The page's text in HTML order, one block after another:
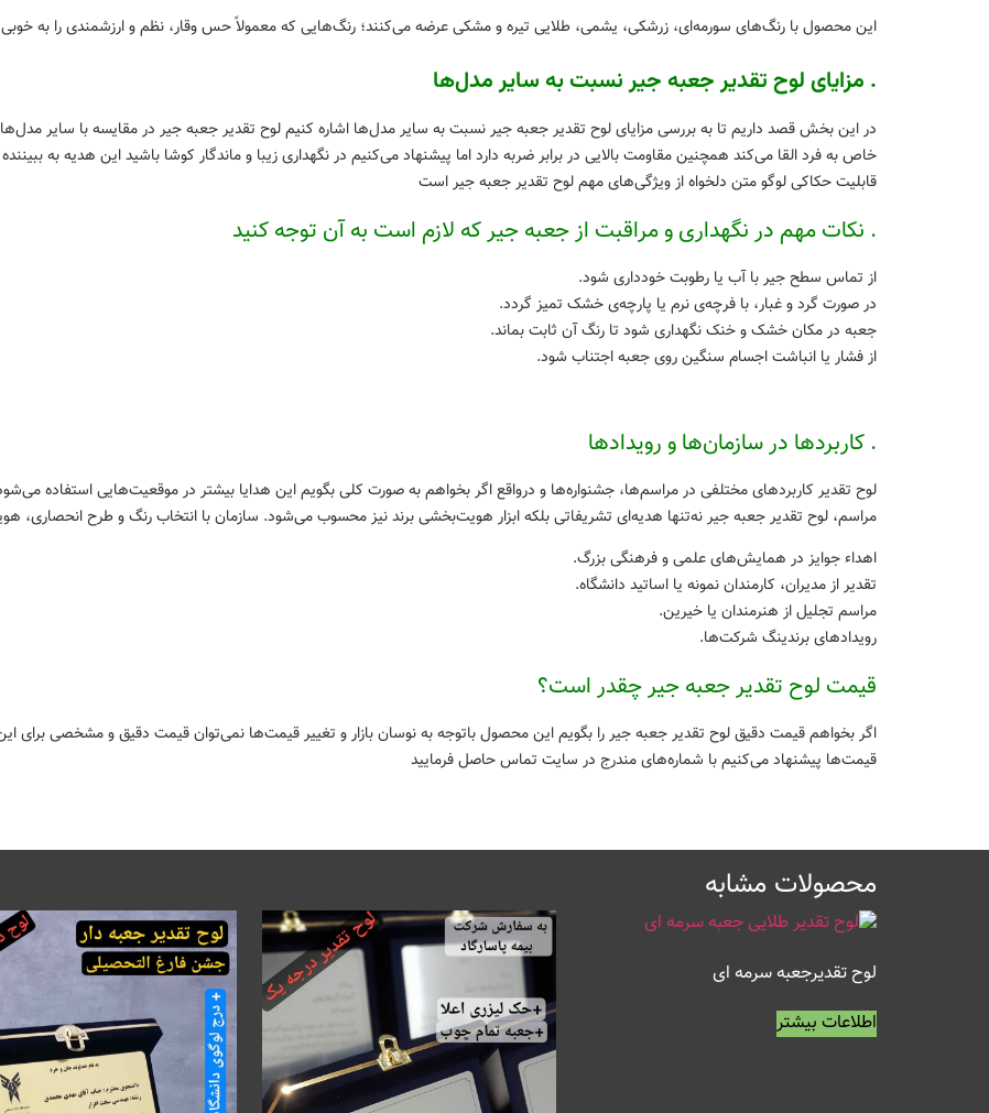
این محصول با رنگ‌های سورمه‌ای، زرشکی، ‌یشمی، طلایی تیره و مشکی عرضه می‌کنند؛ رنگ‌هایی که معمولاً حس وقار، نظم و ارزشمندی را به خوبی
. مزایای لوح تقدیر جعبه جیر نسبت به سایر مدل‌ها
در این بخش قصد داریم تا به بررسی مزایای لوح تقدیر جعبه جیر نسبت به سایر مدل‌ها اشاره کنیم لوح تقدیر جعبه جیر در مقایسه با سایر
خاص به فرد القا می‌کند همچنین مقاومت بالایی در برابر ضربه دارد اما پیشنهاد می‌کنیم در نگهداری زیبا و ماندگار کوشا باشید این هدیه به
قابلیت حکاکی لوگو متن دلخواه از ویژگی‌های مهم لوح تقدیر جعبه جیر است
. نکات مهم در نگهداری و مراقبت از جعبه جیر که لازم است به آن توجه کنید
از تماس سطح جیر با آب یا رطوبت خودداری شود.
در صورت گرد و غبار، با فرچه‌ی نرم یا پارچه‌ی خشک تمیز گردد.
جعبه در مکان خشک و خنک نگهداری شود تا رنگ آن ثابت بماند.
از فشار یا انباشت اجسام سنگین روی جعبه اجتناب شود.
. کاربرد‌ها در سازمان‌ها و رویداد‌ها
لوح تقدیر کاربرد‌های مختلفی در مراسم‌ها، جشنواره‌ها و درواقع اگر بخواهم به صورت کلی بگویم این هدایا بیشتر در موقعیت‌هایی استفاده
مراسم، لوح تقدیر جعبه جیر نه‌تنها هدیه‌ای تشریفاتی بلکه ابزار هویت‌بخشی برند نیز محسوب می‌شود. سازمان با انتخاب رنگ و طرح
اهداء جوایز در همایش‌های علمی و فرهنگی بزرگ.
تقدیر از مدیران، کارمندان نمونه یا اساتید دانشگاه.
مراسم تجلیل از هنرمندان یا خیرین.
رویداد‌های برندینگ شرکت‌ها.
قیمت لوح تقدیر جعبه جیر چقدر است؟
اگر بخواهم قیمت دقیق لوح تقدیر جعبه جیر را بگویم این محصول باتوجه به نوسان بازار و تغییر قیمت‌ها نمی‌توان قیمت دقیق و مشخصی برای
قیمت‌ها پیشنهاد می‌کنیم با شماره‌های مندرج در سایت تماس حاصل فرمایید
محصولات مشابه
لوح تقدیرجعبه سرمه ای
اطلاعات بیشتر